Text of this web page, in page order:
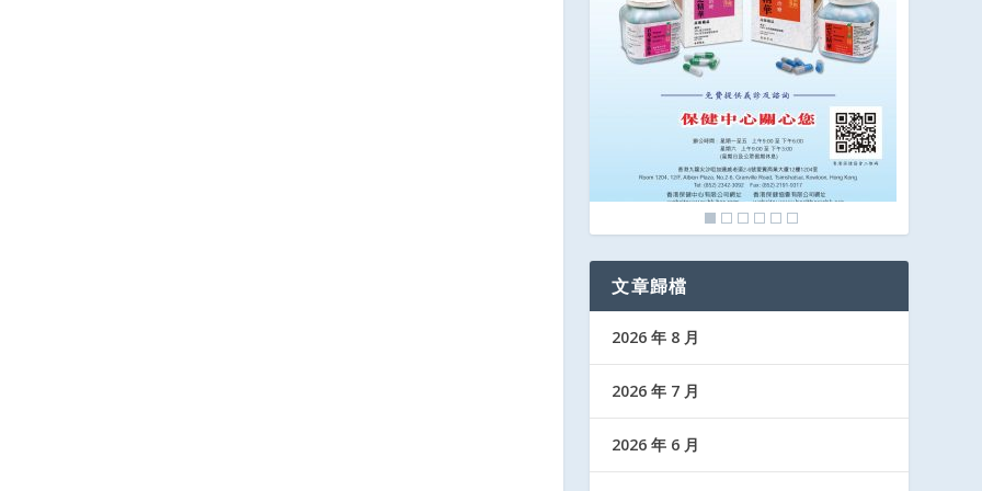
文章歸檔
2026 年 8 月
2026 年 7 月
2026 年 6 月